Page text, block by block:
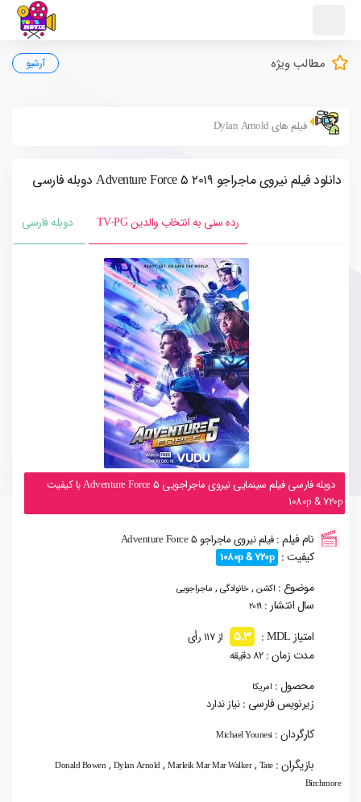
مطالب ویژه آرشیو
فیلم های Dylan Arnold
دانلود فیلم نیروی ماجراجو Adventure Force 5 2019 دوبله فارسی
رده سنی به انتخاب والدین TV-PG دوبله فارسی
دوبله فارسی فیلم سینمایی نیروی ماجراجویی Adventure Force 5 با کیفیت
1080p & 720p
نام فیلم :فیلم نیروی ماجراجو Adventure Force 5
کیفیت : 1080p & 720p
موضوع : اکشن ,خانوادگی , ماجراجویی
سال انتشار :2019
امتیاز MDL : 5.3 از 117 رأی
مدت زمان :82 دقیقه
محصول : امریکا
زیرنویس فارسی :نیاز ندارد
کارگردان :Michael Younesi
بازیگران : Donald Bowen, Dylan Arnold, Marleik Mar Mar Walker, Tate
Birchmore